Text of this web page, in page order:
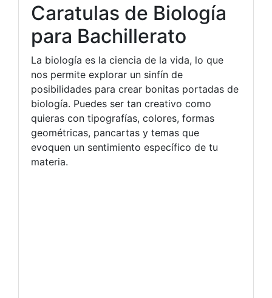
Caratulas de Biología
para Bachillerato
La biología es la ciencia de la vida, lo que
nos permite explorar un sinfín de
posibilidades para crear bonitas portadas de
biología. Puedes ser tan creativo como
quieras con tipografías, colores, formas
geométricas, pancartas y temas que
evoquen un sentimiento específico de tu
materia.